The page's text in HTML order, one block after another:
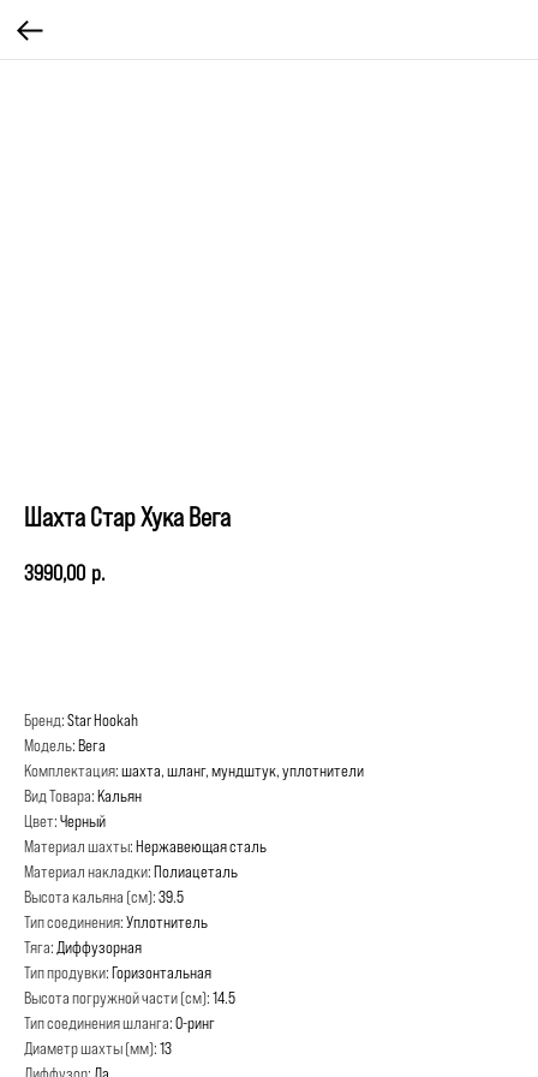
Шахта Стар Хука Вега
3990,00 р.
Бренд: Star Hookah
Модель: Вега
Комплектация: шахта, шланг, мундштук, уплотнители
Вид Товара: Кальян
Цвет: Черный
Материал шахты: Нержавеющая сталь
Материал накладки: Полиацеталь
Высота кальяна (см): 39.5
Тип соединения: Уплотнитель
Тяга: Диффузорная
Тип продувки: Горизонтальная
Высота погружной части (см): 14.5
Тип соединения шланга: О-ринг
Диаметр шахты (мм): 13
Диффузор: Да